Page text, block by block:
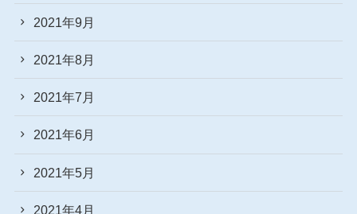
2021年9月
2021年8月
2021年7月
2021年6月
2021年5月
2021年4月